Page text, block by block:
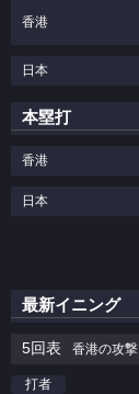
香港
日本
本塁打
香港
日本
最新イニング
5回表 香港の攻撃
打者